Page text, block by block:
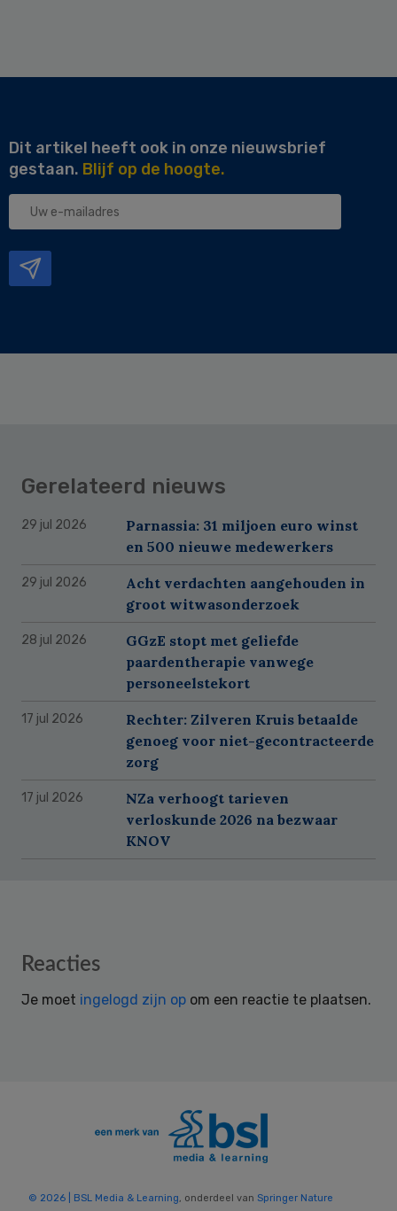
Dit artikel heeft ook in onze nieuwsbrief
gestaan. Blijf op de hoogte.
Uw
Gerelateerd nieuws
29 jul 2026
Parnassia: 31 miljoen euro winst
en 500 nieuwe medewerkers
29 jul 2026
Acht verdachten aangehouden in
groot witwasonderzoek
28 jul 2026
GGzE stopt met geliefde
paardentherapie vanwege
personeelstekort
17 jul 2026
Rechter: Zilveren Kruis betaalde
genoeg voor niet-gecontracteerde
zorg
17 jul 2026
NZa verhoogt tarieven
verloskunde 2026 na bezwaar
KNOV
Reader
Reacties
Je moet ingelogd zijn op om een reactie te plaatsen.
© 2026 | BSL Media & Learning , onderdeel van Springer Nature